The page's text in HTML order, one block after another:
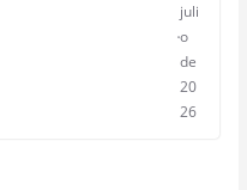
juli
o
de
20
26